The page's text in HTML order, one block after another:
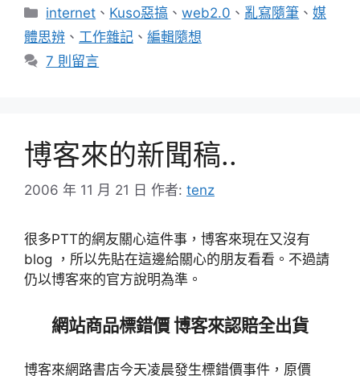
分
類
internet 、 Kuso惡搞 、web2.0 、 亂寫隨筆 、媒
體思辨 、 工作雜記 、 編輯隨想
7 則留言
博客來的新聞稿..
2006 年 11 月 21 日 作者: tenz
很多PTT的網友關心這件事，博客來現在又沒有
blog ，所以先貼在這邊給關心的朋友看看。不過請
仍以博客來的官方說明為準。
網站商品標錯價 博客來認賠全出貨
博客來網路書店今天凌晨發生標錯價事件，原價